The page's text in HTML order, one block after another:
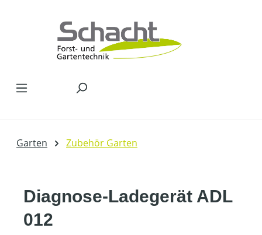
Garten Zubehör Garten
Diagnose-Ladegerät ADL
012